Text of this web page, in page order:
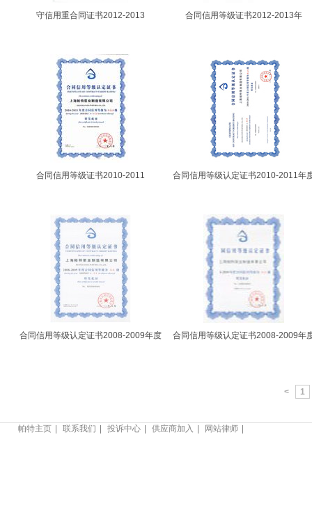
守信用重合同证书2012-2013 合同信用等级证书2012-2013年
合同信用等级证书2010-2011 合同信用等级认定证书2010-2011年
合同信用等级认定证书2008-2009年度 合同信用等级认定证书2008-2009年
< 1
帕特主页 联系我们 投诉中心 供应商加入 网站律师